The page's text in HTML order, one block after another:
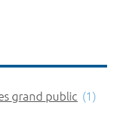
grand public (1)